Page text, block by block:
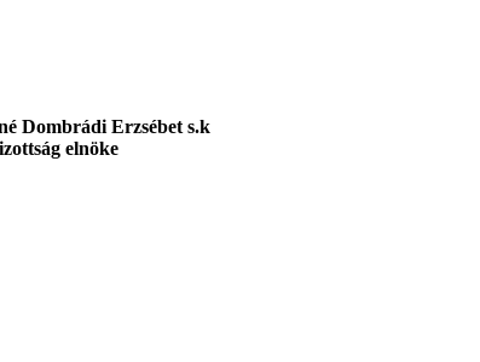
Dombrádi Erzsébet s.k